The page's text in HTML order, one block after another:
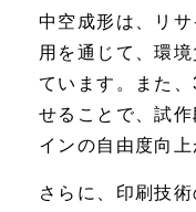
中空成形は、リ
用を通じて、環
ています。また
せることで、試
インの自由度向上
さらに、印刷技